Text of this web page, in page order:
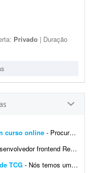
Privado | Duração
curso online - Procuro desenvolvedor para fazer algumas customizações na API do Fluxer (fluxer.app) para uso em um curso online. A ideia é manter praticamente toda a estrutura atual da plata...
com Tailwind CSS. Experiência na integração de APIs REST e autenticação por token (AWS Cognito é diferencial). O design j&aacut...
TCG - Nós temos um site de marketplace de TCG (trading card game) chamado Capital Collectibles e gostaria de um programador front-end e back-end para nos ajudar a revisar a estrutura e validar a p...